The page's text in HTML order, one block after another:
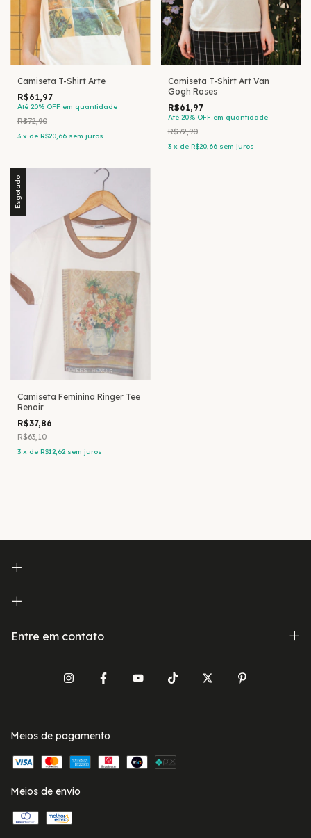
Camiseta T-Shirt Arte
R$61,97
Até 20% OFF em quantidade
R$72,90
3 x de R$20,66 sem juros
Camiseta T-Shirt Art Van
Gogh Roses
R$61,97
Até 20% OFF em quantidade
R$72,90
3 x de R$20,66 sem juros
Esgotado
Camiseta Feminina Ringer Tee
Renoir
R$37,86
R$63,10
3 x de R$12,62 sem juros
Entre em contato
Meios de pagamento
Meios de envio